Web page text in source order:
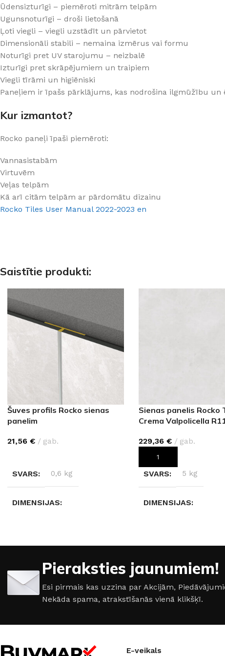
Sīkāk
PALĪGINSTRUMENTI
Lāpstiņas
Rullīši
SPC Sienas paneļi
Ūdensizturīgi – piemēroti mitrām telpām
Ugunsnoturīgi – droši lietošanā
Ļoti viegli – viegli uzstādīt un pārvietot
Dimensionāli stabili – nemaina izmērus vai formu
Noturīgi pret UV starojumu – neizbalē
Izturīgi pret skrāpējumiem un traipiem
Viegli tīrāmi un higiēniski
Paneļiem ir īpašs pārklājums, kas nodrošina ilgmūžību un
Kur izmantot?
Rocko paneļi īpaši piemēroti:
Vannasistabām
Virtuvēm
Veļas telpām
Kā arī citām telpām ar pārdomātu dizainu
Rocko Tiles User Manual 2022-2023 en
Saistītie produkti:
Šuves profils Rocko sienas
panelim
21,56 € gab.
SVARS 0,6 kg
DIMENSIJAS
Sudrabs , Melns ,Balta
Sienas panelis Rocko
Crema Valpolicella
229,36 € gab.
PIEVIENOT GROZAM
SVARS 5 kg
DIMENSIJAS
Crema Valpolicella R119
Pieraksties jaunumiem!
Esi pirmais kas uzzina par Akcijām,
Nekāda spama, atrakstīšanās vienā klikšķī.
E-veikals